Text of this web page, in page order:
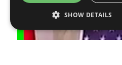
SHOW DETAILS